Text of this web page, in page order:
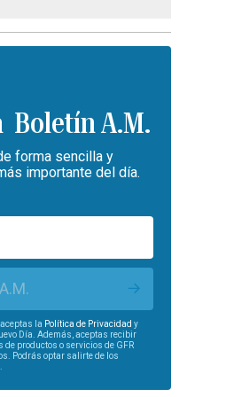
Boletín A.M.
forma sencilla y
importante del día.
la Política de Privacidad y
Día. Además, aceptas recibir
productos o servicios de GFR
Podrás optar salirte de los